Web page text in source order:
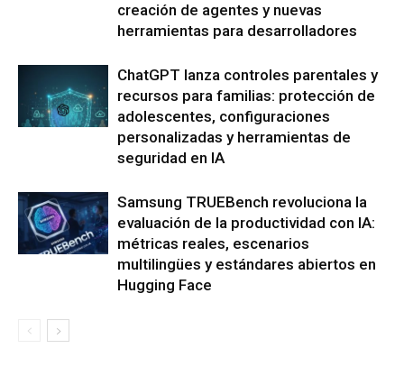
creación de agentes y nuevas
herramientas para desarrolladores
ChatGPT lanza controles parentales y
recursos para familias: protección de
adolescentes, configuraciones
personalizadas y herramientas de
seguridad en IA
Samsung TRUEBench revoluciona la
evaluación de la productividad con IA:
métricas reales, escenarios
multilingües y estándares abiertos en
Hugging Face